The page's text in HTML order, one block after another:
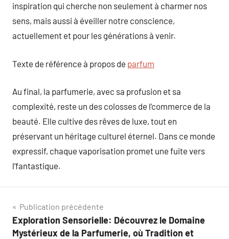
inspiration qui cherche non seulement à charmer nos
sens, mais aussi à éveiller notre conscience,
actuellement et pour les générations à venir.
Texte de référence à propos de parfum
Au final, la parfumerie, avec sa profusion et sa
complexité, reste un des colosses de l’commerce de la
beauté. Elle cultive des rêves de luxe, tout en
préservant un héritage culturel éternel. Dans ce monde
expressif, chaque vaporisation promet une fuite vers
l’fantastique.
Navigation
de
Publication précédente
Exploration Sensorielle: Découvrez le Domaine
Mystérieux de la Parfumerie, où Tradition et